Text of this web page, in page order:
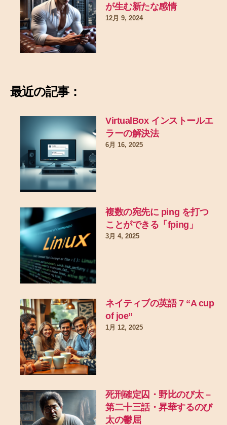
が生む新たな感情
12月 9, 2024
最近の記事：
VirtualBox インストールエ
ラーの解決法
6月 16, 2025
複数の宛先に ping を打つ
ことができる「fping」
3月 4, 2025
ネイティブの英語 7 “A cup
of joe”
1月 12, 2025
死刑確定囚・野比のび太 –
第二十三話・昇華するのび
太の鬱屈